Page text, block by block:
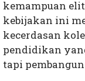
kemampuan
kebijakan ini
kecerdasan
pendidikan
tapi